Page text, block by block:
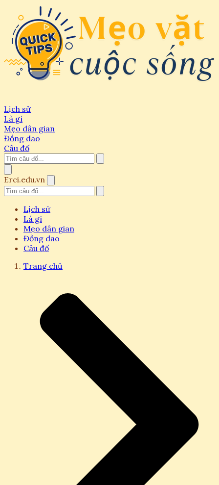
Lịch sử
Là gì
Mẹo dân gian
Đồng dao
Câu đố
Erci.edu.vn
Lịch sử
Là gì
Mẹo dân gian
Đồng dao
Câu đố
Trang chủ